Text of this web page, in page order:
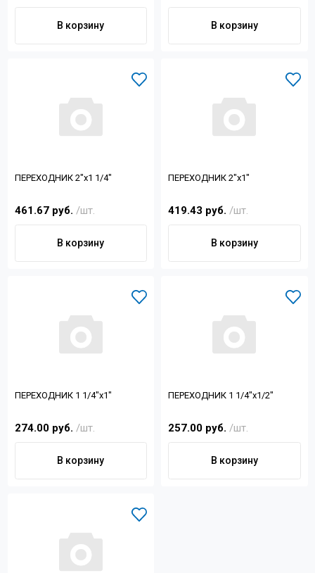
В корзину В корзину
ПЕРЕХОДНИК 2"x1 1/4"
461.67 руб. /шт.
В корзину
ПЕРЕХОДНИК 2"x1"
419.43 руб. /шт.
В корзину
ПЕРЕХОДНИК 1 1/4"x1"
274.00 руб. /шт.
В корзину
ПЕРЕХОДНИК 1 1/4"x1/2"
257.00 руб. /шт.
В корзину